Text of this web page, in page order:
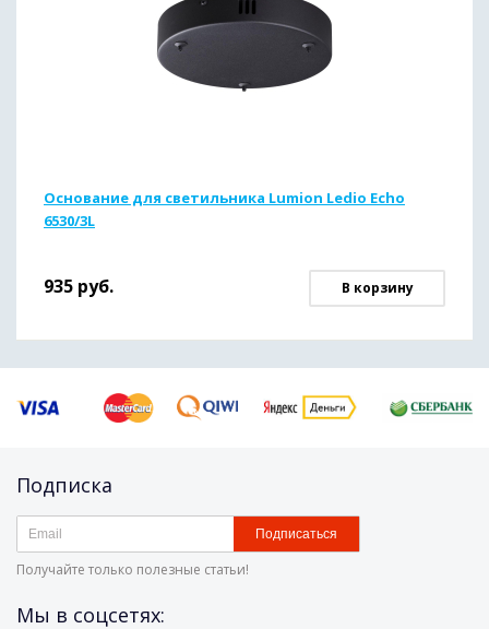
Основание для светильника Lumion Ledio Echo
6530/3L
935 руб. В корзину
Подписка
Подписаться
Получайте только полезные статьи!
Мы в соцсетях: